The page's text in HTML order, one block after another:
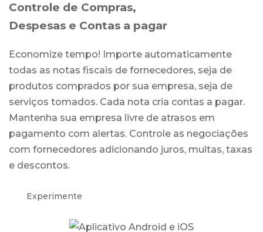
Controle de Compras,
Despesas e Contas a pagar
Economize tempo! Importe automaticamente
todas as notas fiscais de fornecedores, seja de
produtos comprados por sua empresa, seja de
serviços tomados. Cada nota cria contas a pagar.
Mantenha sua empresa livre de atrasos em
pagamento com alertas. Controle as negociações
com fornecedores adicionando juros, multas, taxas
e descontos.
Experimente